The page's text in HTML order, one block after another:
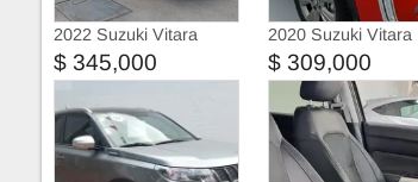
2022 Suzuki Vitara
$ 345,000
2020 Suzuki Vitara
$ 309,000